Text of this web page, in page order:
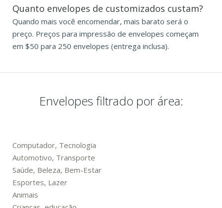
Quanto envelopes de customizados custam?
Quando mais você encomendar, mais barato será o
preço. Preços para impressão de envelopes começam
em $50 para 250 envelopes (entrega inclusa).
Envelopes filtrado por área:
Computador, Tecnologia
Automotivo, Transporte
Saúde, Beleza, Bem-Estar
Esportes, Lazer
Animais